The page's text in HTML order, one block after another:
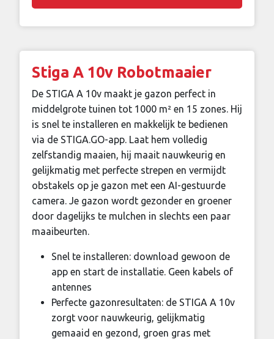
Stiga A 10v Robotmaaier
De STIGA A 10v maakt je gazon perfect in
middelgrote tuinen tot 1000 m² en 15 zones. Hij
is snel te installeren en makkelijk te bedienen
via de STIGA.GO-app. Laat hem volledig
zelfstandig maaien, hij maait nauwkeurig en
gelijkmatig met perfecte strepen en vermijdt
obstakels op je gazon met een AI-gestuurde
camera. Je gazon wordt gezonder en groener
door dagelijks te mulchen in slechts een paar
maaibeurten.
Snel te installeren: download gewoon de
app en start de installatie. Geen kabels of
antennes
Perfecte gazonresultaten: de STIGA A 10v
zorgt voor nauwkeurig, gelijkmatig
gemaaid en gezond, groen gras met